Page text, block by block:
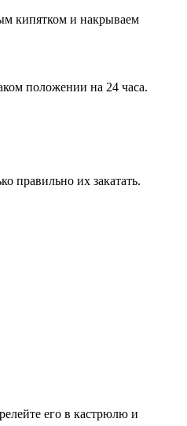
кипятком и накрываем
положении на 24 часа.
правильно их закатать.
его в кастрюлю и